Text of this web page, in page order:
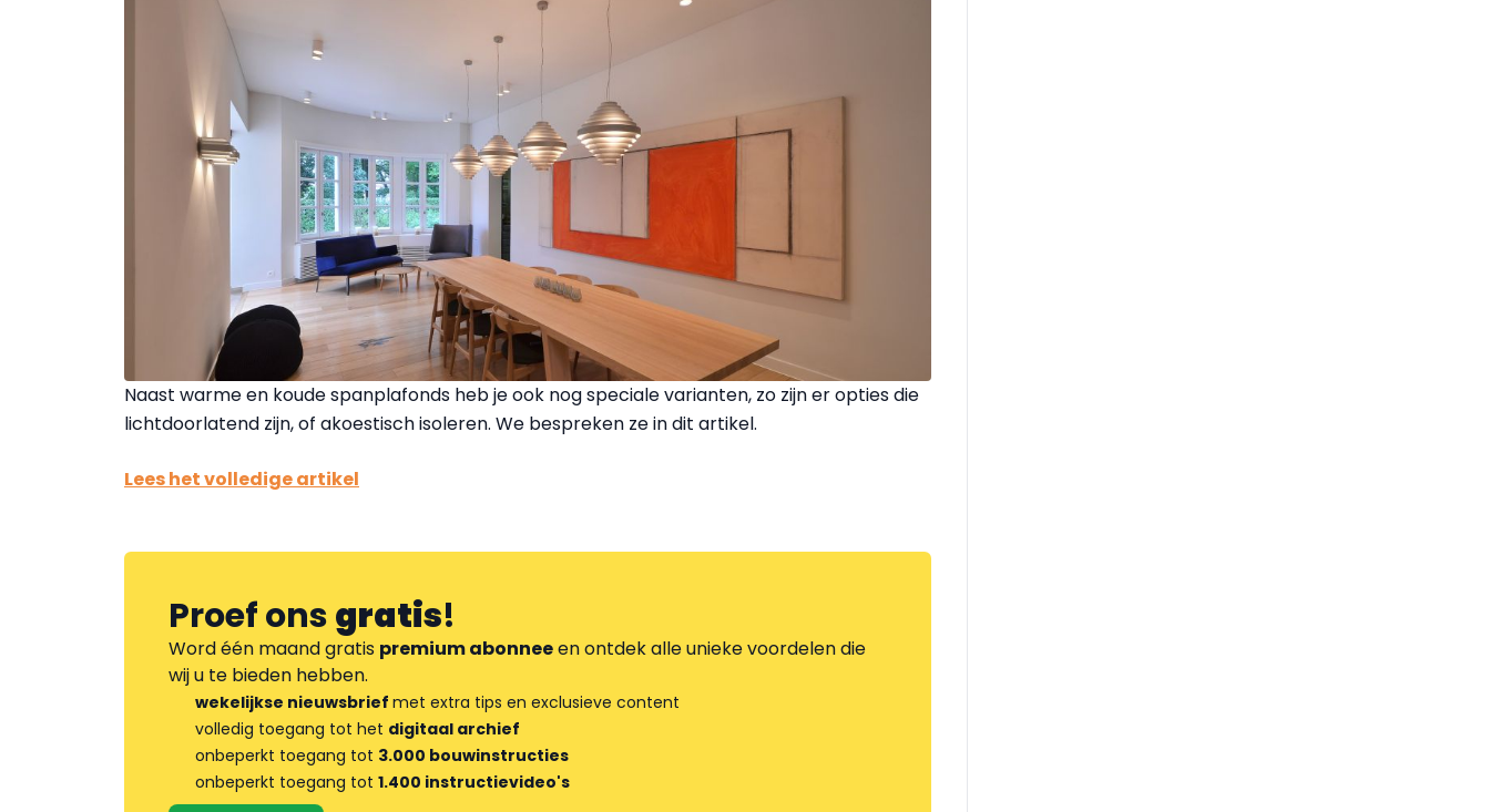
Naast warme en koude spanplafonds heb je ook nog speciale varianten, zo zijn er opties die
lichtdoorlatend zijn, of akoestisch isoleren. We bespreken ze in dit artikel.
Lees het volledige artikel
Proef onsgratis!
Word één maand gratis premium abonneeen ontdek alle unieke voordelen die
wij u te bieden hebben.
wekelijkse nieuwsbrief met extra tips en exclusieve content
volledig toegang tot het digitaal archief
onbeperkt toegang tot 3.000 bouwinstructies
onbeperkt toegang tot 1.400 instructievideo's